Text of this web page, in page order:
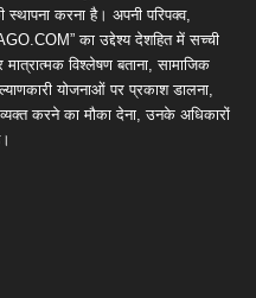
करना है। अपनी परिपक्व,
का उद्देश्य देशहित में सच्ची
विश्लेषण बताना, सामाजिक
योजनाओं पर प्रकाश डालना,
करने का मौका देना, उनके अधिकारों